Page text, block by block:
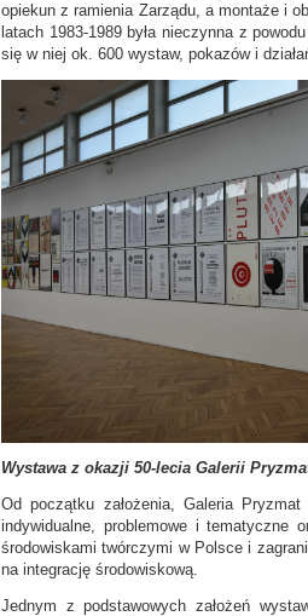
opiekun z ramienia Zarządu, a montaże i
latach 1983-1989 była nieczynna z
się w niej ok. 600 wystaw, pokazów i
Wystawa z okazji 50-lecia Galerii
Od początku założenia, Galeria
indywidualne, problemowe i tematyczne
środowiskami twórczymi w Polsce i
na integrację środowiskową.
Jednym z podstawowych założeń